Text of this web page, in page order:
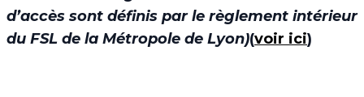
d’accès sont définis par le règlement intérieur
du FSL de la Métropole de Lyon)(voir ici)